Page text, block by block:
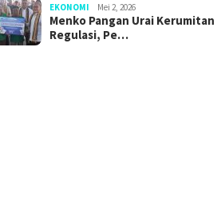
EKONOMI Mei 2, 2026
Menko Pangan Urai Kerumitan
Regulasi, Pe…